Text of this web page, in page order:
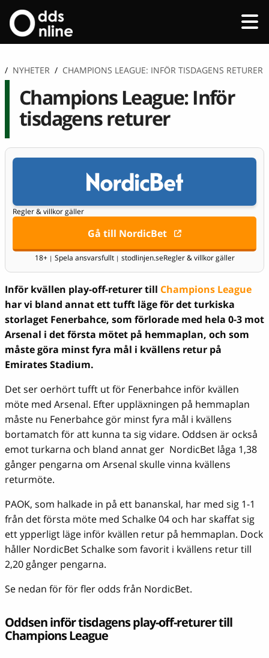
/ NYHETER / CHAMPIONS LEAGUE: INFÖR TISDAGENS RETURER
Champions League: Inför
tisdagens returer
Regler & villkor gäller
Gå till NordicBet
18+ | Spela ansvarsfullt | stodlinjen.seRegler & villkor gäller
Inför kvällen play-off-returer till Champions League
har vi bland annat ett tufft läge för det turkiska
storlaget Fenerbahce, som förlorade med hela 0-3 mot
Arsenal i det första mötet på hemmaplan, och som
måste göra minst fyra mål i kvällens retur på
Emirates Stadium.
Det ser oerhört tufft ut för Fenerbahce inför kvällen
möte med Arsenal. Efter uppläxningen på hemmaplan
måste nu Fenerbahce gör minst fyra mål i kvällens
bortamatch för att kunna ta sig vidare. Oddsen är också
emot turkarna och bland annat ger NordicBet låga 1,38
gånger pengarna om Arsenal skulle vinna kvällens
returmöte.
PAOK, som halkade in på ett bananskal, har med sig 1-1
från det första möte med Schalke 04 och har skaffat sig
ett ypperligt läge inför kvällen retur på hemmaplan. Dock
håller NordicBet Schalke som favorit i kvällens retur till
2,20 gånger pengarna.
Se nedan för för fler odds från NordicBet.
Oddsen inför tisdagens play-off-returer till
Champions League